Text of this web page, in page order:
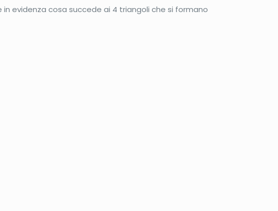
evidenza cosa succede ai 4 triangoli che si formano